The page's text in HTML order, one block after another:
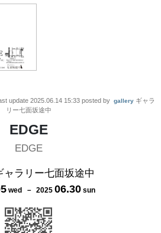
update 2025.06.14 15:33posted by gallery ギャラ
リー七面坂途中
EDGE
EDGE
ャラリー七面坂途中
wed － 2025 06.30 sun